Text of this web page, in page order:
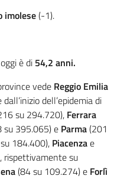
imolese(-1).
è di 54,2 anni.
vede Reggio Emilia
dell’epidemia di
su 294.720), Ferrara
su 395.065) e Parma(201
184.400), Piacenzae
rispettivamente su
(84 su 109.274) e Forlì